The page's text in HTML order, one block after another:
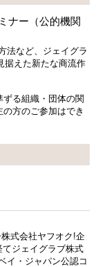
ナー（公的機関
法など、ジェイグラ
据えた新たな商流作
ずる組織・団体の関
方のご参加はでき
式会社ヤフオク!企
ジェイグラブ株式
イ・ジャパン公認コ